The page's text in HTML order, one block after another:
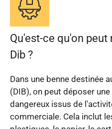
Qu'est-ce qu'on
Dib ?
Dans une benne destinée
(DIB), on peut déposer
dangereux issus de
commerciale. Cela inclut